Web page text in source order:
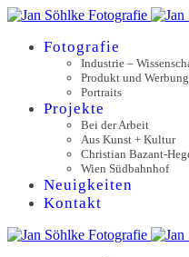
Fotografie
Industrie –
Produkt und Werbung
Portraits
Projekte
Bei der Arbeit
Aus Kunst + Kultur
Christian Bazant-
Wien Südbahnhof
Neuigkeiten
Kontakt